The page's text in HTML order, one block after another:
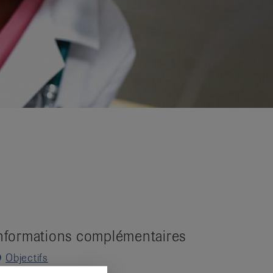
complémentaires
Objectifs